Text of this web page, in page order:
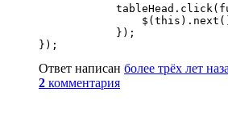
            });
});
Ответ написан более трёх лет
2 комментария